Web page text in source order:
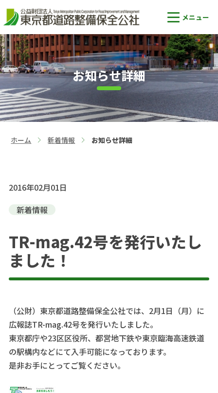
お知らせ詳細
ホーム
新着情報
お知らせ詳細
2016年02月01日
新着情報
TR-mag.42号を発行いたし
ました！
（公財）東京都道路整備保全公社では、2月1日（月）に
広報誌TR-mag.42号を発行いたしました。
東京都庁や23区区役所、都営地下鉄や東京臨海高速鉄道
の駅構内などにて入手可能になっております。
是非お手にとってご覧ください。